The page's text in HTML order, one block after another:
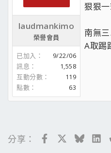
laudmankimo
榮譽會員
已加入
9/22/06
訊息
1,558
互動分數
119
點數
63
狠狠
南無
A取踢
分享： Facebook